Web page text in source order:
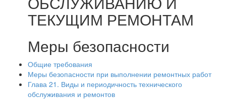
ТЕКУЩИМ РЕМОНТАМ
Меры безопасности
Общие требования
Меры безопасности при выполнении ремонтных работ
Глава 21. Виды и периодичность технического
обслуживания и ремонтов